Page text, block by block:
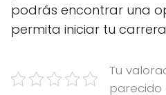
podrás encontrar una
permita iniciar tu
Tu
parecido